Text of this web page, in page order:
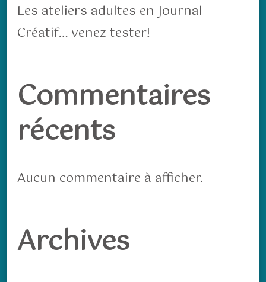
Les ateliers adultes en Journal
Créatif… venez tester!
Commentaires
récents
Aucun commentaire à afficher.
Archives